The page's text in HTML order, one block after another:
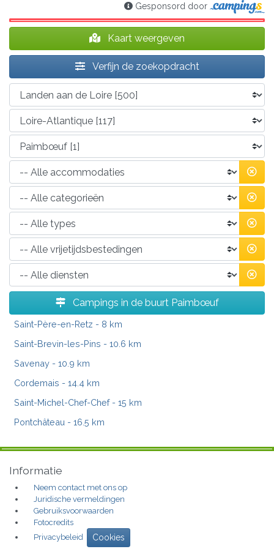
Gesponsord door
Kaart weergeven
Verfijn de zoekopdracht
Campings in de buurt Paimbœuf
Saint-Père-en-Retz - 8 km
Saint-Brevin-les-Pins - 10.6 km
Savenay - 10.9 km
Cordemais - 14.4 km
Saint-Michel-Chef-Chef- 15 km
Pontchâteau - 16.5 km
Informatie
Neem contact met ons op
Juridische vermeldingen
Gebruiksvoorwaarden
Fotocredits
Privacybeleid
Cookies